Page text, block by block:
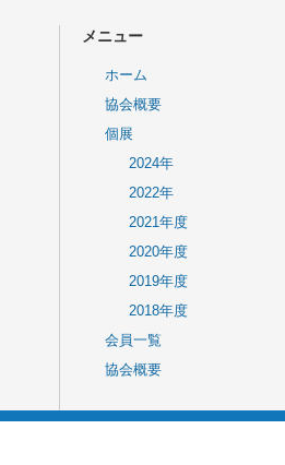
メニュー
ホーム
協会概要
個展
2024年
2022年
2021年度
2020年度
2019年度
2018年度
会員一覧
協会概要